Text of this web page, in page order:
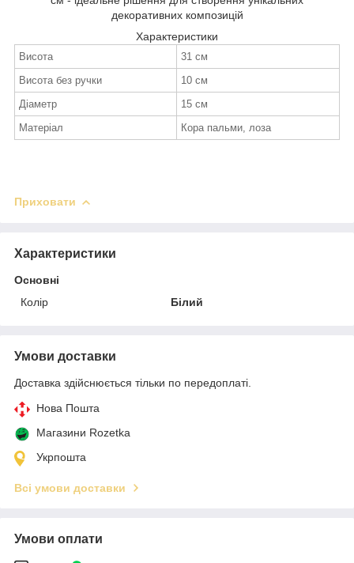
декоративних композицій
Характеристики
Висота
31 см
Висота без ручки
10 см
Діаметр
15 см
Матеріал
Кора пальми, лоза
Приховати
Характеристики
Основні
Колір
Білий
Умови доставки
Доставка здійснюється тільки по передоплаті.
Нова Пошта
Магазини Rozetka
Укрпошта
Всі умови доставки
Умови оплати